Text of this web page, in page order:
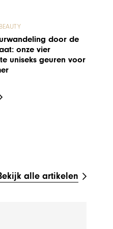
door de
onze vier
uniseks geuren voor
alle artikelen